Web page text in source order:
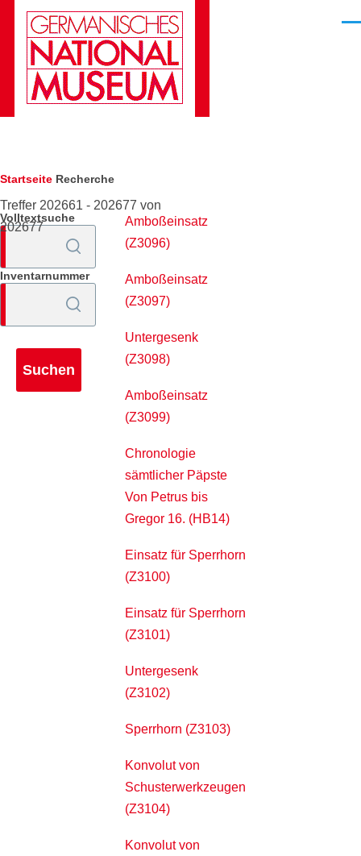
Direkt zum Inhalt
Pfadnavigation
Startseite Recherche
Treffer 202661 - 202677 von
202677
Volltextsuche
Inventarnummer
Amboßeinsatz
(Z3096)
Amboßeinsatz
(Z3097)
Untergesenk
(Z3098)
Amboßeinsatz
(Z3099)
Chronologie
sämtlicher Päpste
Von Petrus bis
Gregor 16. (HB14)
Einsatz für Sperrhorn
(Z3100)
Einsatz für Sperrhorn
(Z3101)
Untergesenk
(Z3102)
Sperrhorn (Z3103)
Konvolut von
Schusterwerkzeugen
(Z3104)
Konvolut von